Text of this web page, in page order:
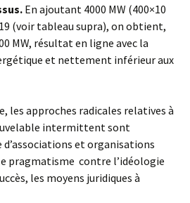
En ajoutant 4000 MW (400×10
(voir tableau supra), on obtient,
MW, résultat en ligne avec la
et nettement inférieur aux
les approches radicales relatives à
intermittent sont
et organisations
pragmatisme contre l’idéologie
les moyens juridiques à